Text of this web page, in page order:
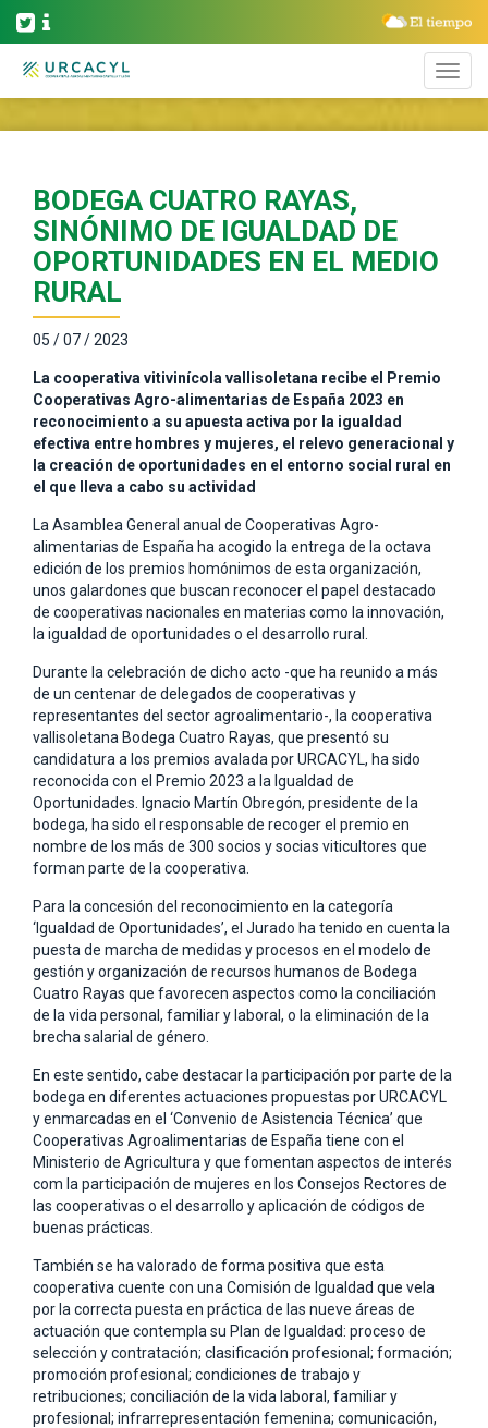
BODEGA CUATRO RAYAS,
SINÓNIMO DE IGUALDAD DE
OPORTUNIDADES EN EL MEDIO
RURAL
05 / 07 / 2023
La cooperativa vitivinícola vallisoletana recibe el Premio
Cooperativas Agro-alimentarias de España 2023 en
reconocimiento a su apuesta activa por la igualdad
efectiva entre hombres y mujeres, el relevo generacional y
la creación de oportunidades en el entorno social rural en
el que lleva a cabo su actividad
La Asamblea General anual de Cooperativas Agro-
alimentarias de España ha acogido la entrega de la octava
edición de los premios homónimos de esta organización,
unos galardones que buscan reconocer el papel destacado
de cooperativas nacionales en materias como la innovación,
la igualdad de oportunidades o el desarrollo rural.
Durante la celebración de dicho acto -que ha reunido a más
de un centenar de delegados de cooperativas y
representantes del sector agroalimentario-, la cooperativa
vallisoletana Bodega Cuatro Rayas, que presentó su
candidatura a los premios avalada por URCACYL, ha sido
reconocida con el Premio 2023 a la Igualdad de
Oportunidades. Ignacio Martín Obregón, presidente de la
bodega, ha sido el responsable de recoger el premio en
nombre de los más de 300 socios y socias viticultores que
forman parte de la cooperativa.
Para la concesión del reconocimiento en la categoría
‘Igualdad de Oportunidades’, el Jurado ha tenido en cuenta la
puesta de marcha de medidas y procesos en el modelo de
gestión y organización de recursos humanos de Bodega
Cuatro Rayas que favorecen aspectos como la conciliación
de la vida personal, familiar y laboral, o la eliminación de la
brecha salarial de género.
En este sentido, cabe destacar la participación por parte de la
bodega en diferentes actuaciones propuestas por URCACYL
y enmarcadas en el ‘Convenio de Asistencia Técnica’ que
Cooperativas Agroalimentarias de España tiene con el
Ministerio de Agricultura y que fomentan aspectos de interés
com la participación de mujeres en los Consejos Rectores de
las cooperativas o el desarrollo y aplicación de códigos de
buenas prácticas.
También se ha valorado de forma positiva que esta
cooperativa cuente con una Comisión de Igualdad que vela
por la correcta puesta en práctica de las nueve áreas de
actuación que contempla su Plan de Igualdad: proceso de
selección y contratación; clasificación profesional; formación;
promoción profesional; condiciones de trabajo y
retribuciones; conciliación de la vida laboral, familiar y
profesional; infrarrepresentación femenina; comunicación,